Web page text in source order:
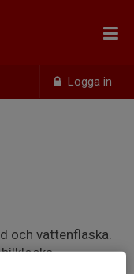
Logga in
och vattenflaska.